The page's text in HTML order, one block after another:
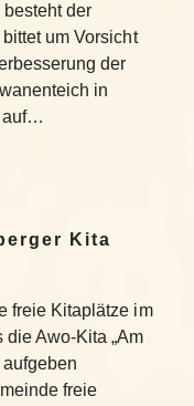
der
um Vorsicht
der
in
auf…
Kita
freie Kitaplätze im
Awo-Kita „Am
freie